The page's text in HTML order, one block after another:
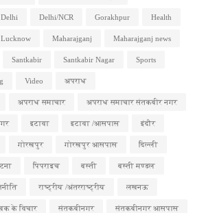
Delhi Delhi/NCR Gorakhpur Health
Lucknow Maharajganj Maharajganj news
Santkabir Santkabir Nagar Sports
Video अपराध
अपराध समाचार अपराध समाचार संतकबीर नगर
इटावा इटावा /आसपास इंदौर
गोरखपुर गोरखपुर आसपास दिल्ली
पिपराइच बस्ती बस्ती मण्डल
राष्ट्रीय /अंतरराष्ट्रीय लखनऊ
के विचार संतकबीनगर संतकबीनगर आसपास